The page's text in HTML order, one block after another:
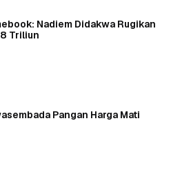
Nadiem Didakwa Rugikan
Triliun
Pangan Harga Mati